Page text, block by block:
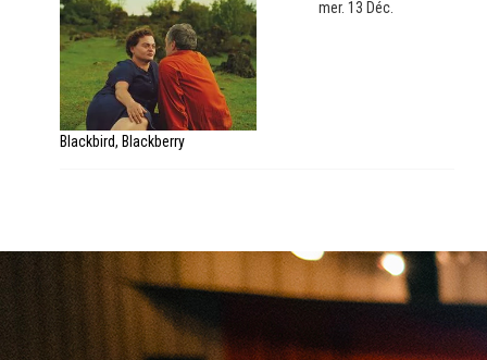
Blackbird, Blackberry
mer. 13 Déc.